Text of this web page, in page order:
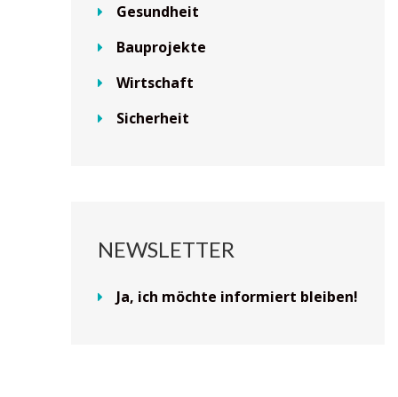
Gesundheit
Bauprojekte
Wirtschaft
Sicherheit
NEWSLETTER
Ja, ich möchte informiert bleiben!